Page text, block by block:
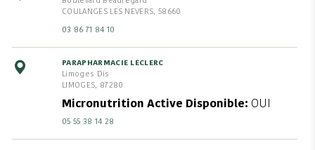
COULANGES LES NEVERS, 58660
03 86 71 84 10
PARAPHARMACIE LECLERC
Limoges Dis
LIMOGES, 87280
Micronutrition Active Disponible OUI
05 55 38 14 28